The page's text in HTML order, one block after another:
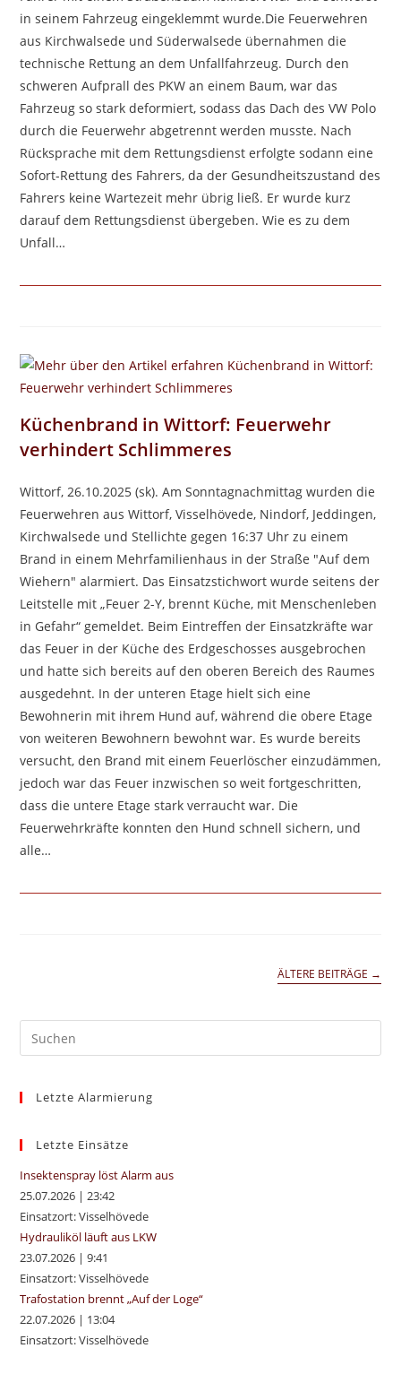
in seinem Fahrzeug eingeklemmt wurde.Die Feuerwehren
aus Kirchwalsede und Süderwalsede übernahmen die
technische Rettung an dem Unfallfahrzeug. Durch den
schweren Aufprall des PKW an einem Baum, war das
Fahrzeug so stark deformiert, sodass das Dach des VW Polo
durch die Feuerwehr abgetrennt werden musste. Nach
Rücksprache mit dem Rettungsdienst erfolgte sodann eine
Sofort-Rettung des Fahrers, da der Gesundheitszustand des
Fahrers keine Wartezeit mehr übrig ließ. Er wurde kurz
darauf dem Rettungsdienst übergeben. Wie es zu dem
Unfall…
Küchenbrand in Wittorf: Feuerwehr
verhindert Schlimmeres
Wittorf, 26.10.2025 (sk). Am Sonntagnachmittag wurden die
Feuerwehren aus Wittorf, Visselhövede, Nindorf, Jeddingen,
Kirchwalsede und Stellichte gegen 16:37 Uhr zu einem
Brand in einem Mehrfamilienhaus in der Straße "Auf dem
Wiehern" alarmiert. Das Einsatzstichwort wurde seitens der
Leitstelle mit „Feuer 2-Y, brennt Küche, mit Menschenleben
in Gefahr“ gemeldet. Beim Eintreffen der Einsatzkräfte war
das Feuer in der Küche des Erdgeschosses ausgebrochen
und hatte sich bereits auf den oberen Bereich des Raumes
ausgedehnt. In der unteren Etage hielt sich eine
Bewohnerin mit ihrem Hund auf, während die obere Etage
von weiteren Bewohnern bewohnt war. Es wurde bereits
versucht, den Brand mit einem Feuerlöscher einzudämmen,
jedoch war das Feuer inzwischen so weit fortgeschritten,
dass die untere Etage stark verraucht war. Die
Feuerwehrkräfte konnten den Hund schnell sichern, und
alle…
ÄLTERE BEITRÄGE →
Letzte Alarmierung
Letzte Einsätze
Insektenspray löst Alarm aus
25.07.2026 |23:42
Einsatzort: Visselhövede
Hydrauliköl läuft aus LKW
23.07.2026 |9:41
Einsatzort: Visselhövede
Trafostation brennt „Auf der Loge“
22.07.2026 | 13:04
Einsatzort: Visselhövede